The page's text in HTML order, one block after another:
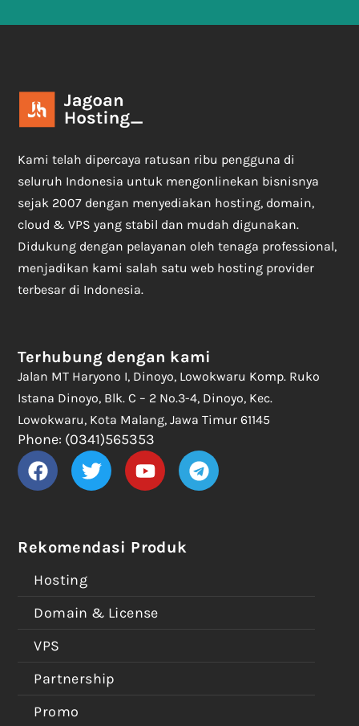
Kami telah dipercaya ratusan ribu pengguna di
seluruh Indonesia untuk mengonlinekan bisnisnya
sejak 2007 dengan menyediakan hosting, domain,
cloud & VPS yang stabil dan mudah digunakan.
Didukung dengan pelayanan oleh tenaga professional,
menjadikan kami salah satu web hosting provider
terbesar di Indonesia.
Rekomendasi Produk
Hosting
Domain & License
VPS
Partnership
Promo
Terhubung dengan kami
Jalan MT Haryono I, Dinoyo, Lowokwaru Komp. Ruko
Istana Dinoyo, Blk. C – 2 No.3-4, Dinoyo, Kec.
Lowokwaru, Kota Malang, Jawa Timur 61145
Phone: (0341)565353